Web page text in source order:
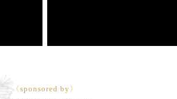
〈sponsored by〉